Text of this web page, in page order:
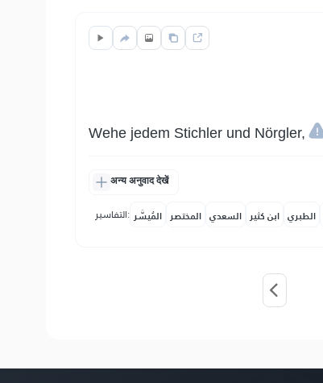
Wehe jedem Stichler und Nörgler,
अन्य अनुवाद देखें
التفاسير: المُيسَّر المختصر السعدي ابن كثير الطبري